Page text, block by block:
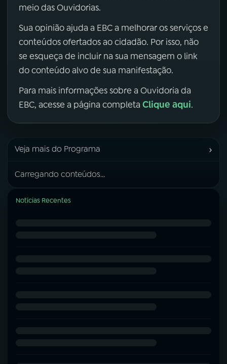
meio das Ouvidorias.
Sua opinião ajuda a EBC a melhorar os serviços e
conteúdos ofertados ao cidadão. Por isso, não
se esqueça de incluir na sua mensagem o link
do conteúdo alvo de sua manifestação.
Para mais informações sobre a Ouvidoria da
EBC, acesse a página completa Clique aqui.
Veja mais do Programa ›
Carregando conteúdos...
Notícias Recentes